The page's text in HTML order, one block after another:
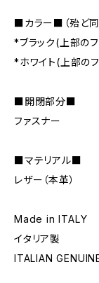
■カラー■（殆ど同
*ブラック(上部の
*ホワイト(上部の
■開閉部分■
ファスナー
■マテリアル■
レザー（本革）
Made in ITALY
イタリア製
ITALIAN